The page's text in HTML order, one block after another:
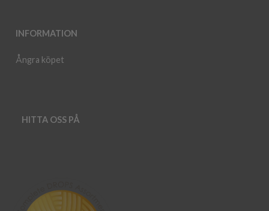
INFORMATION
Ångra köpet
HITTA OSS PÅ